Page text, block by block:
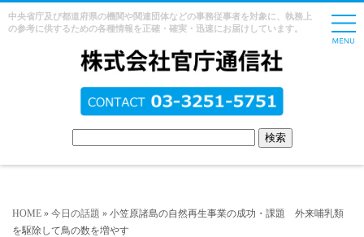
中央省庁及び都道府県の機関や関連団体などの事務従事者を対象に、執務上
の参考に供するための各種情報を正確・確実・迅速にお届けしています。
HOME » 今日の話題 » 小笠原諸島の自然再生事業の成功・課題 外来哺乳類
を駆除して鳥の数を増やす